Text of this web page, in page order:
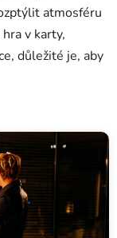
atmosféru
v karty,
důležité je, aby